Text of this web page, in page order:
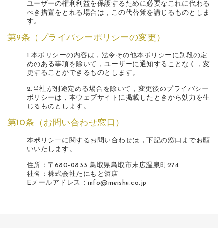
ユーザーの権利利益を保護するために必要なこれに代わる
べき措置をとれる場合は，この代替策を講じるものとしま
す。
第9条（プライバシーポリシーの変更）
1.本ポリシーの内容は，法令その他本ポリシーに別段の定
めのある事項を除いて，ユーザーに通知することなく，変
更することができるものとします。
2.当社が別途定める場合を除いて，変更後のプライバシー
ポリシーは，本ウェブサイトに掲載したときから効力を生
じるものとします。
第10条（お問い合わせ窓口）
本ポリシーに関するお問い合わせは，下記の窓口までお願
いいたします。
住所：〒680-0833 鳥取県鳥取市末広温泉町274
社名：株式会社たにもと酒店
Eメールアドレス：info@meishu.co.jp